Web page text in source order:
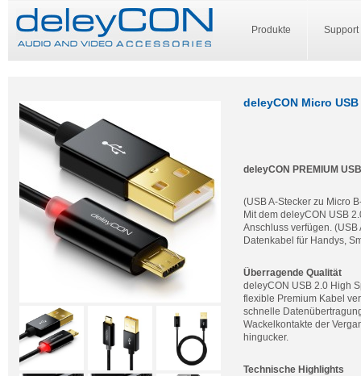
Produkte Support
deleyCON Micro
deleyCON PREMIUM
(USB A-Stecker zu Micro
Mit dem deleyCON USB
Anschluss verfügen.
Datenkabel für Handys,
Überragende Qualität
deleyCON USB 2.0 High
flexible Premium Kabel
schnelle
Wackelkontakte der
hingucker.
Technische Highlights